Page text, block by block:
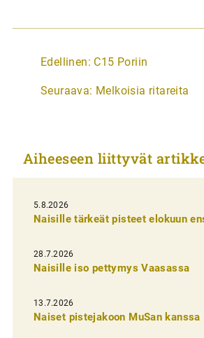
A
t
k
e
l
i
e
n
e
Edellinen: C15 Poriin
Seuraava: Melkoisia ritareita
Aiheeseen liittyvät
5.8.2026
Naisille tärkeät pisteet elokuun
28.7.2026
Naisille iso pettymys Vaasassa
13.7.2026
Naiset pistejakoon MuSan kanssa